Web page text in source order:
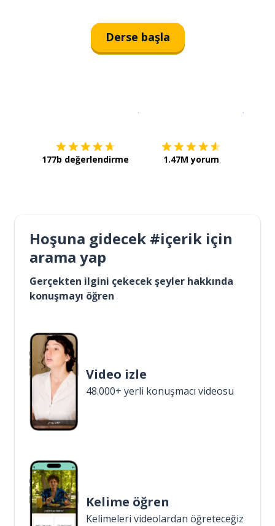
Derse başla
177b değerlendirme 1.47M yorum
Hoşuna gidecek #içerik için
arama yap
Gerçekten ilgini çekecek şeyler hakkında
konuşmayı öğren
Video izle
48.000+ yerli konuşmacı videosu
Kelime öğren
Kelimeleri videolardan öğreteceğiz